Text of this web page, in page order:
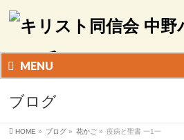
MENU
ブログ
HOME » ブログ » 花かご » 疫病と聖書 一1一